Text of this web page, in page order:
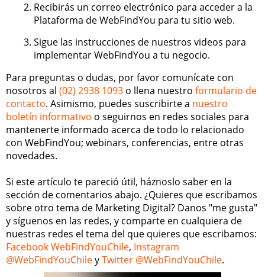
Recibirás un correo electrónico para acceder a la
Plataforma de WebFindYou para tu sitio web.
Sigue las instrucciones de nuestros videos para
implementar WebFindYou a tu negocio.
Para preguntas o dudas, por favor comunícate con
nosotros al (02) 2938 1093 o llena nuestro formulario de
contacto. Asimismo, puedes suscribirte a nuestro
boletín informativo o seguirnos en redes sociales para
mantenerte informado acerca de todo lo relacionado
con WebFindYou; webinars, conferencias, entre otras
novedades.
Si este artículo te pareció útil, háznoslo saber en la
sección de comentarios abajo. ¿Quieres que escribamos
sobre otro tema de Marketing Digital? Danos "me gusta"
y síguenos en las redes, y comparte en cualquiera de
nuestras redes el tema del que quieres que escribamos:
Facebook WebFindYouChile, Instagram
@WebFindYouChileyTwitter @WebFindYouChile.